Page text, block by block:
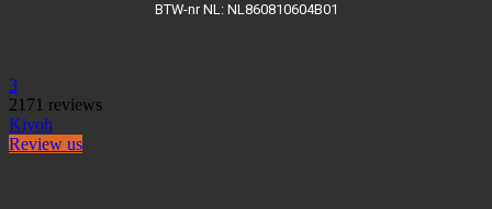
BTW-nr NL: NL860810604B01